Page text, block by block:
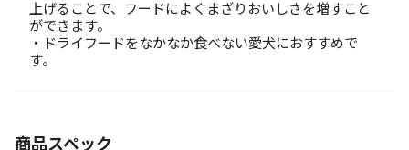
上げることで、フードによくまざりおいしさを増すこと
ができます。
・ドライフードをなかなか食べない愛犬におすすめで
す。
商品スペック